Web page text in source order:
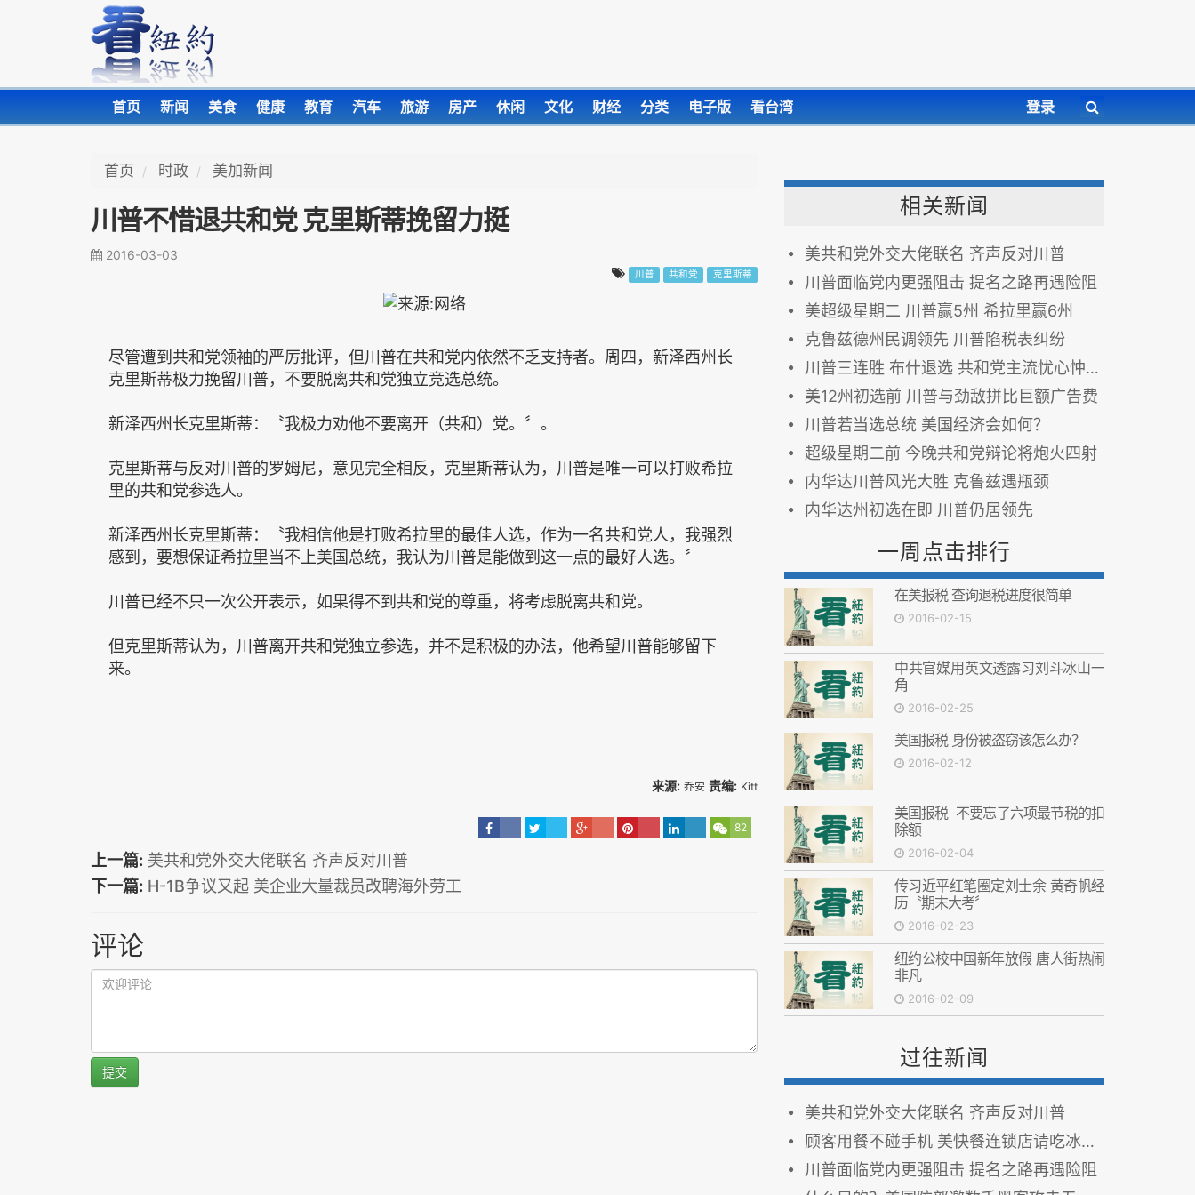
首页 新闻 美食 健康 教育 汽车 旅游 房产 休闲 文化 财经 分类 电子版 看台湾 登录
首页 时政 美加新闻
川普不惜退共和党 克里斯蒂挽留力挺
2016-03-03
川普 共和党 克里斯蒂
尽管遭到共和党领袖的严厉批评，但川普在共和党内依然不乏支持者。周四，新泽西州长
克里斯蒂极力挽留川普，不要脱离共和党独立竞选总统。
新泽西州长克里斯蒂：〝我极力劝他不要离开（共和）党。〞。
克里斯蒂与反对川普的罗姆尼，意见完全相反，克里斯蒂认为，川普是唯一可以打败希拉
里的共和党参选人。
新泽西州长克里斯蒂：〝我相信他是打败希拉里的最佳人选，作为一名共和党人，我强烈
感到，要想保证希拉里当不上美国总统，我认为川普是能做到这一点的最好人选。〞
川普已经不只一次公开表示，如果得不到共和党的尊重，将考虑脱离共和党。
但克里斯蒂认为，川普离开共和党独立参选，并不是积极的办法，他希望川普能够留下
来。
来源: 乔安 责编: Kitt
82
上一篇: 美共和党外交大佬联名 齐声反对川普
下一篇: H-1B争议又起 美企业大量裁员改聘海外劳工
评论
提交
相关新闻
美共和党外交大佬联名 齐声反对川普
川普面临党内更强阻击 提名之路再遇险阻
美超级星期二 川普赢5州 希拉里赢6州
克鲁兹德州民调领先 川普陷税表纠纷
川普三连胜 布什退选 共和党主流忧心忡忡
美12州初选前 川普与劲敌拼比巨额广告费
川普若当选总统 美国经济会如何？
超级星期二前 今晚共和党辩论将炮火四射
内华达川普风光大胜 克鲁兹遇瓶颈
内华达州初选在即 川普仍居领先
一周点击排行
在美报税 查询退税进度很简单
2016-02-15
中共官媒用英文透露习刘斗冰山一
角
2016-02-25
美国报税 身份被盗窃该怎么办？
2016-02-12
美国报税 不要忘了六项最节税的扣
除额
2016-02-04
传习近平红笔圈定刘士余 黄奇帆经
历〝期末大考〞
2016-02-23
纽约公校中国新年放假 唐人街热闹
非凡
2016-02-09
过往新闻
美共和党外交大佬联名 齐声反对川普
顾客用餐不碰手机 美快餐连锁店请吃冰淇淋
川普面临党内更强阻击 提名之路再遇险阻